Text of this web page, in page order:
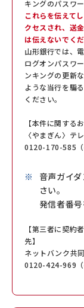
キングのパスワ
これらを伝えて
クセスされ、送
は伝えないでくだ
山形銀行では、
ログオンパスワ
ンキングの更新
ような当行を騙
ください。
【本件に関する
〈やまぎん〉テ
0120-170-585（
音声ガイ
さい。
発信者番
【第三者に契約
先】
ネットバンク共
0120-424-969（